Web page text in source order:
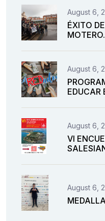
August 6,
ÉXITO
MOTERO.
August 6,
EDUCAR
August 6,
VI
August 6,